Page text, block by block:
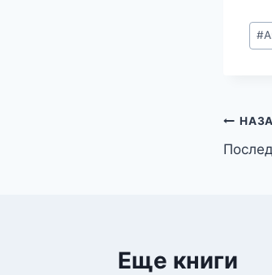
#
по
Еще книги